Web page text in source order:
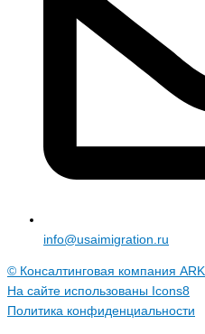
info@usaimigration.ru
© Консалтинговая компания
На сайте использованы Icons8
Политика конфиденциальности